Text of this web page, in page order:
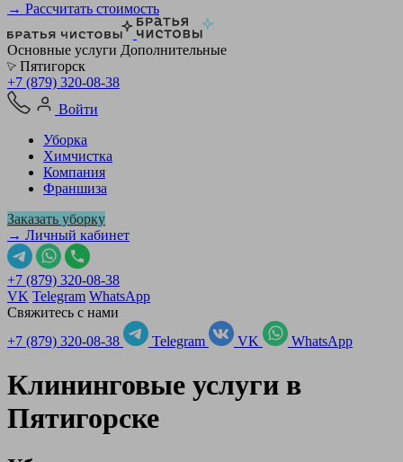
→ Рассчитать стоимость
Основные услуги Дополнительные
Пятигорск
+7 (879) 320-08-38
Войти
Уборка
Химчистка
Компания
Франшиза
Заказать уборку
→ Личный кабинет
+7 (879) 320-08-38
VK Telegram WhatsApp
Свяжитесь с нами
+7 (879) 320-08-38
Telegram VK WhatsApp
Клининговые услуги в
Пятигорске